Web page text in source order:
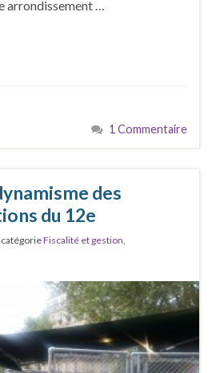
arrondissement …
1 Commentaire
des
du 12e
catégorieFiscalité et gestion,